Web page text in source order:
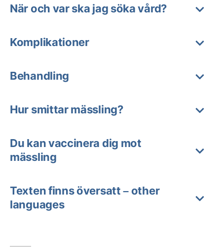
När och var ska jag söka vård?
Komplikationer
Behandling
Hur smittar mässling?
Du kan vaccinera dig mot
mässling
Texten finns översatt – other
languages